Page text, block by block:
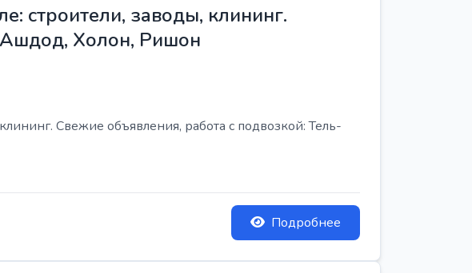
строители, заводы, клининг.
Ашдод, Холон, Ришон
Свежие объявления, работа с подвозкой: Тель-
Подробнее